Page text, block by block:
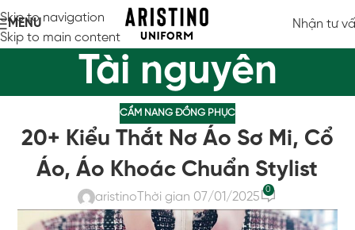
Skip to navigation
Skip to main content
MENU Nhận tư
Tài nguyên
CẨM NANG ĐỒNG PHỤC
20+ Kiểu Thắt Nơ Áo Sơ Mi, Cổ
Áo, Áo Khoác Chuẩn Stylist
aristino Thời gian 07/01/2025
0